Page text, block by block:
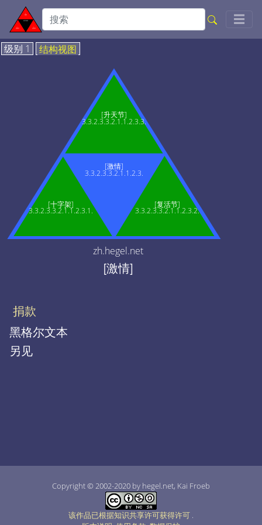
☰
级别 1 结构视图
[激情]
3.3.2.3.3.2.1.1.2.3.
[十字架]
3.3.2.3.3.2.1.1.2.3.1.
[复活节]
3.3.2.3.3.2.1.1.2.3.2.
[升天节]
3.3.2.3.3.2.1.1.2.3.3.
zh.hegel.net
[激情]
捐款
黑格尔文本
另见
Copyright © 2002-2020 by hegel.net, Kai Froeb
该作品已根据知识共享许可获得许可 .